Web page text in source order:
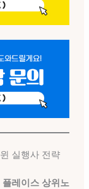
실행사 전략
플레이스 상위노